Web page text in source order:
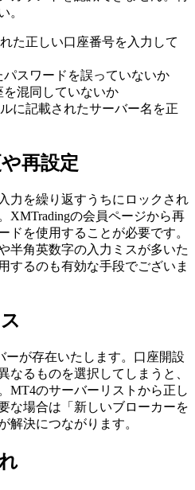
。
た正しい口座番号を入力して
スワードを誤っていないか
混同していないか
に記載されたサーバー名を正
再設定
力を繰り返すうちにロックされ
XMTradingの会員ページから再
ドを使用することが必要です。
半角英数字の入力ミスが多いた
するのも有効な手段でございま
ーが存在いたします。口座開設
なるものを選択してしまうと、
MT4のサーバーリストから正し
な場合は「新しいブローカーを
解決につながります。